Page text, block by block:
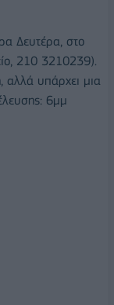
Δευτέρα, στο
210 3210239).
αλλά υπάρχει μια
6μμ